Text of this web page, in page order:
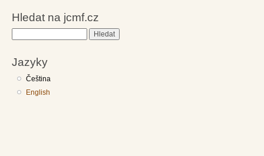
Hledat na jcmf.cz
Jazyky
Čeština
English